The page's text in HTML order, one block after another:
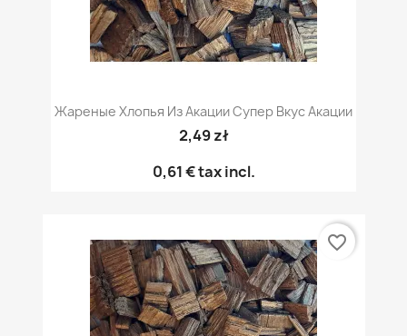
Жареные Хлопья Из Акации Супер Вкус Акации
2,49 zł
0,61 €tax incl.
favorite_border